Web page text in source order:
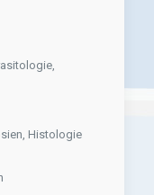
Histologie